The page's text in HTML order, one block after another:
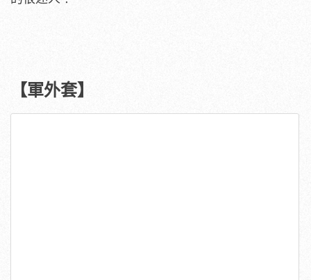
【軍外套】